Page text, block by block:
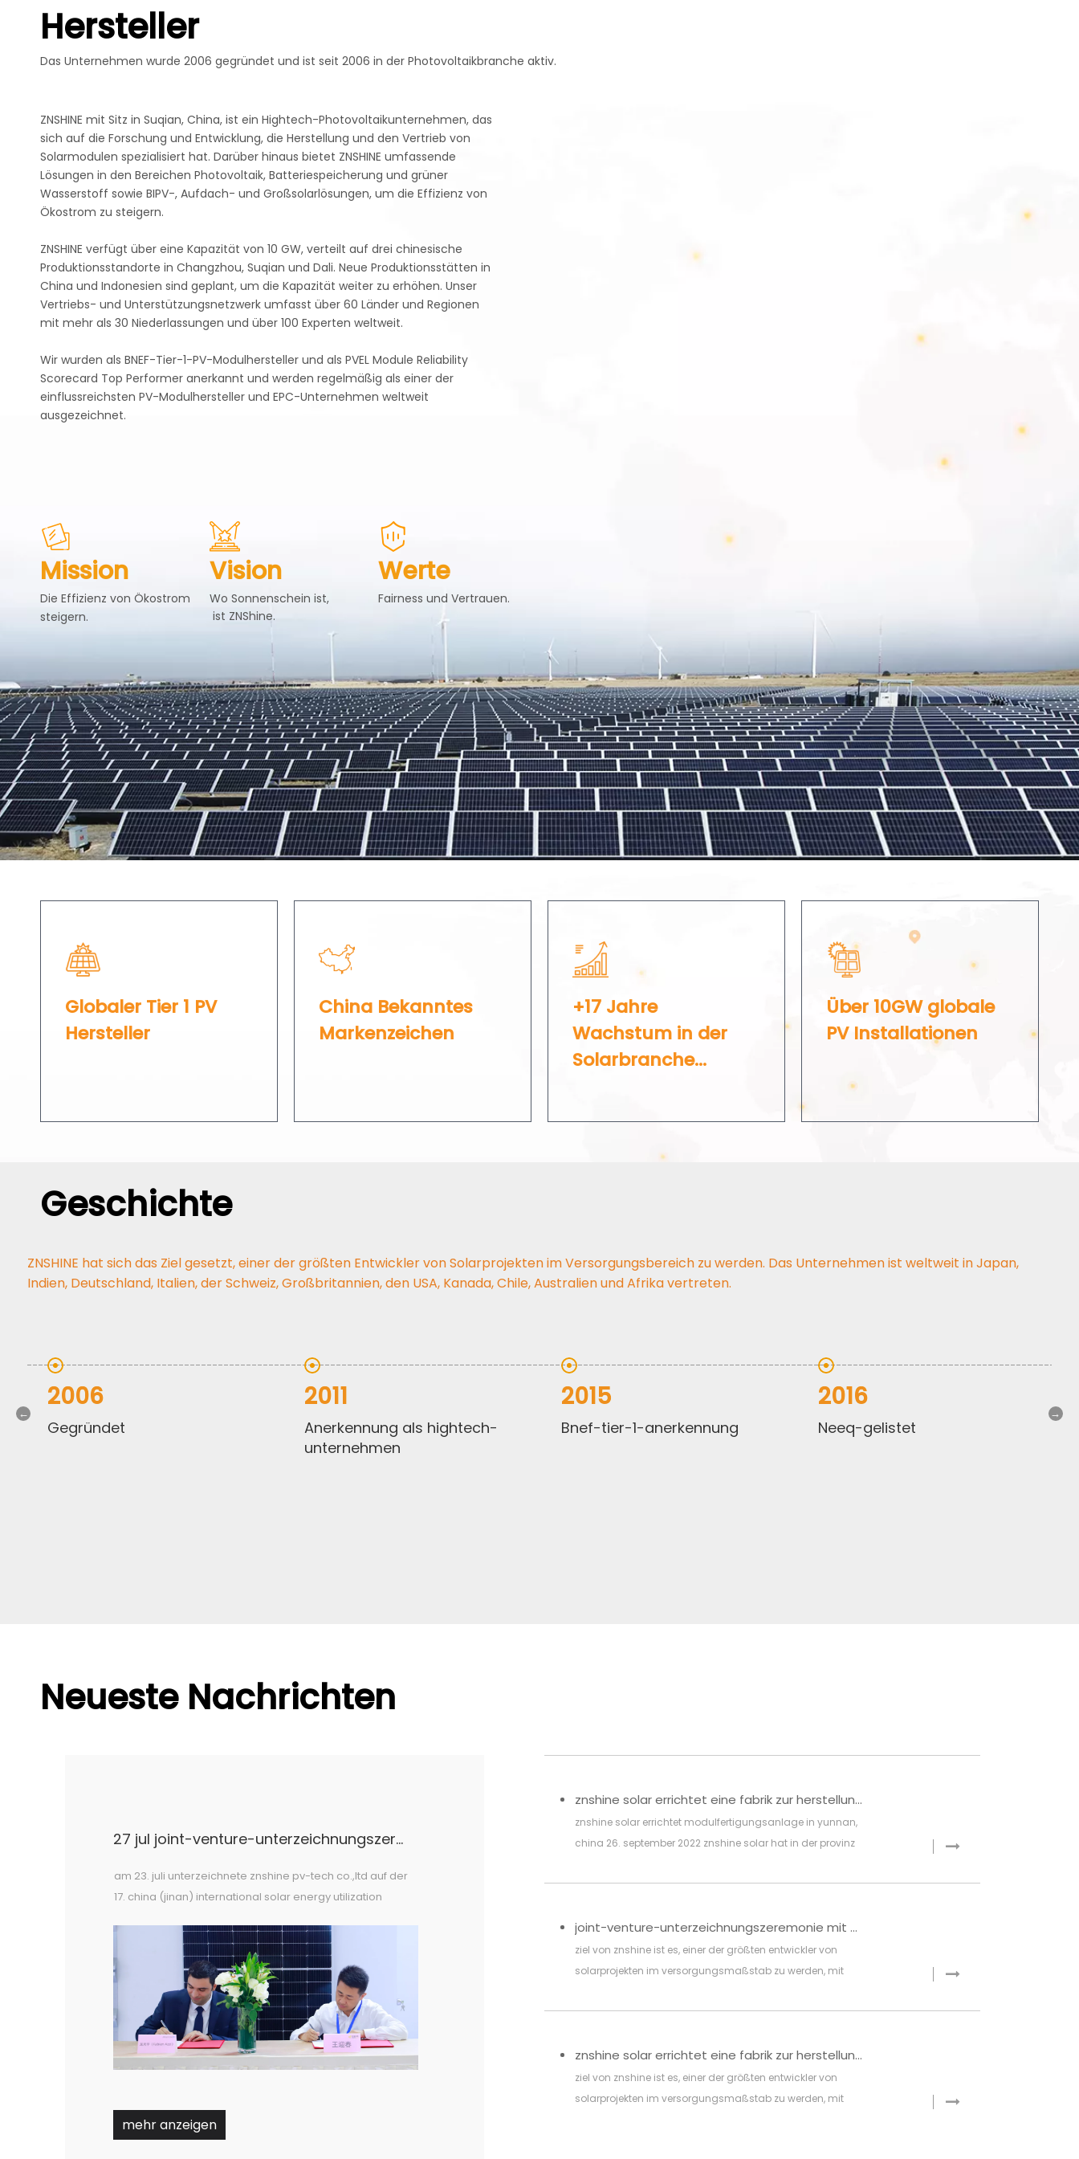
Hersteller
Das Unternehmen wurde 2006 gegründet und ist seit 2006 in der Photovoltaikbranche aktiv.
ZNSHINE mit Sitz in Suqian, China, ist ein Hightech-Photovoltaikunternehmen, das
sich auf die Forschung und Entwicklung, die Herstellung und den Vertrieb von
Solarmodulen spezialisiert hat. Darüber hinaus bietet ZNSHINE umfassende
Lösungen in den Bereichen Photovoltaik, Batteriespeicherung und grüner
Wasserstoff sowie BIPV-, Aufdach- und Großsolarlösungen, um die Effizienz von
Ökostrom zu steigern.
ZNSHINE verfügt über eine Kapazität von 10 GW, verteilt auf drei chinesische
Produktionsstandorte in Changzhou, Suqian und Dali. Neue Produktionsstätten in
China und Indonesien sind geplant, um die Kapazität weiter zu erhöhen. Unser
Vertriebs- und Unterstützungsnetzwerk umfasst über 60 Länder und Regionen
mit mehr als 30 Niederlassungen und über 100 Experten weltweit.
Wir wurden als BNEF-Tier-1-PV-Modulhersteller und als PVEL Module Reliability
Scorecard Top Performer anerkannt und werden regelmäßig als einer der
einflussreichsten PV-Modulhersteller und EPC-Unternehmen weltweit
ausgezeichnet.
Mission
Die Effizienz von Ökostrom
steigern.
Vision
Wo Sonnenschein ist,
ist ZNShine.
Werte
Fairness und Vertrauen.
Globaler Tier 1 PV
Hersteller​​​​​​​
China Bekanntes
Markenzeichen​​​​​​​
+17 Jahre
Wachstum in der
Solarbranche
Über 10GW globale
PV Installationen​​​​​​​
Geschichte
ZNSHINE hat sich das Ziel gesetzt, einer der größten Entwickler von Solarprojekten im Versorgungsbereich zu werden. Das Unternehmen ist weltweit in Japan,
Indien, Deutschland, Italien, der Schweiz, Großbritannien, den USA, Kanada, Chile, Australien und Afrika vertreten.
2006
gegründet
2011
anerkennung als hightech-
unternehmen
2015
bnef-tier-1-anerkennung
2016
neeq-gelistet
Neueste Nachrichten
27 jul joint-venture-unterzeichnungszeremonie mit araymond china
am 23. juli unterzeichnete znshine pv-tech co.,ltd auf der
17. china (jinan) international solar energy utilization
araymond china. an der zeremonie nahmen delegierte
und administratoren beider unternehmen teil. zu den
prominentesten teilnehmern gehört herr will
mehr anzeigen
znshine solar errichtet eine fabrik zur herstellung von modulen in yunnan, china
znshine solar errichtet modulfertigungsanlage in yunnan,
china 26. september 2022 znshine solar hat in der provinz
jahreskapazität von 2 gw errichtet. der bau soll bis juni dieses
sept. 2022, do
joint-venture-unterzeichnungszeremonie mit araymond china
ziel von znshine ist es, einer der größten entwickler von
solarprojekten im versorgungsmaßstab zu werden, mit
der schweiz
znshine solar errichtet eine fabrik zur herstellung von modulen in yunnan, china
ziel von znshine ist es, einer der größten entwickler von
solarprojekten im versorgungsmaßstab zu werden, mit